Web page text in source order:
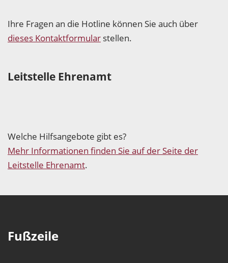
Ihre Fragen an die Hotline können Sie auch über
dieses Kontaktformular stellen.
Leitstelle Ehrenamt
Welche Hilfsangebote gibt es?
Mehr Informationen finden Sie auf der Seite der
Leitstelle Ehrenamt.
Fußzeile